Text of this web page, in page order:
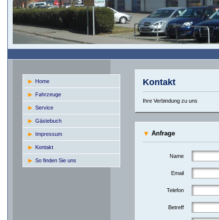
Home
Fahrzeuge
Service
Gästebuch
Impressum
Kontakt
So finden Sie uns
Kontakt
Ihre Verbindung zu uns
▼ Anfrage
Name
Email
Telefon
Betreff